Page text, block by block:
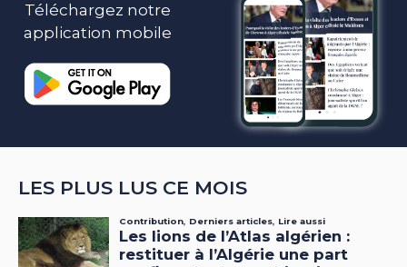
Téléchargez notre
application mobile
LES PLUS LUS CE MOIS